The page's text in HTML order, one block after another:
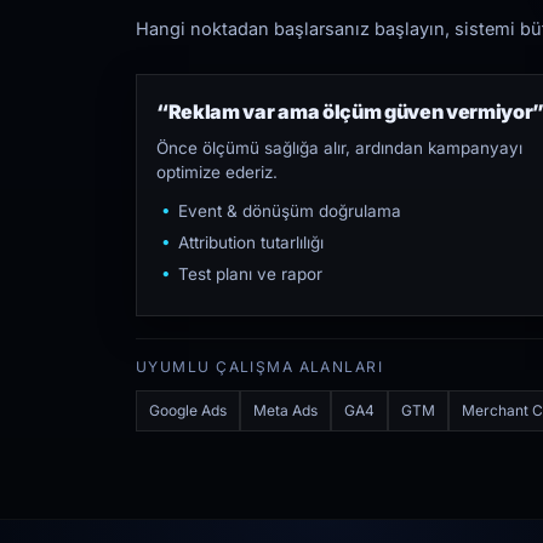
Hangi noktadan başlarsanız başlayın, sistemi
“Reklam var ama ölçüm güven
Önce ölçümü sağlığa alır, ardından kampanyayı
optimize ederiz.
Event & dönüşüm doğrulama
Attribution tutarlılığı
Test planı ve rapor
UYUMLU ÇALIŞMA ALANLARI
Google Ads Meta Ads GA4 GTM Merchant